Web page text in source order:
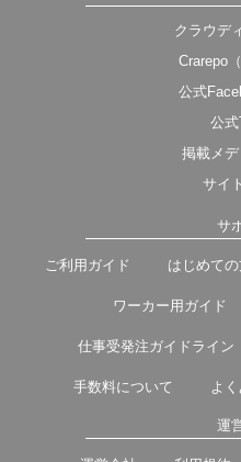
クラウデ
Crarepo
公式
公
掲載メ
サイ
サ
ご利用ガイド はじめて
ワーカー用ガイド
仕事受発注ガイドライン
手数料について よ
運